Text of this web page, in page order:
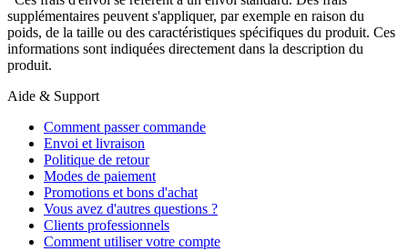
supplémentaires peuvent s'appliquer, par exemple en raison du
poids, de la taille ou des caractéristiques spécifiques du produit. Ces
informations sont indiquées directement dans la description du
produit.
Aide & Support
Comment passer commande
Envoi et livraison
Politique de retour
Modes de paiement
Promotions et bons d'achat
Vous avez d'autres questions ?
Clients professionnels
Comment utiliser votre compte